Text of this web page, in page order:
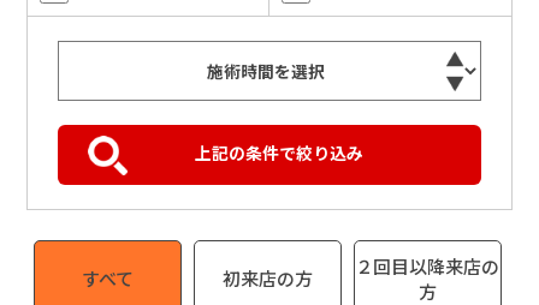
すべて 初来店の方
２回目以降来店の
方